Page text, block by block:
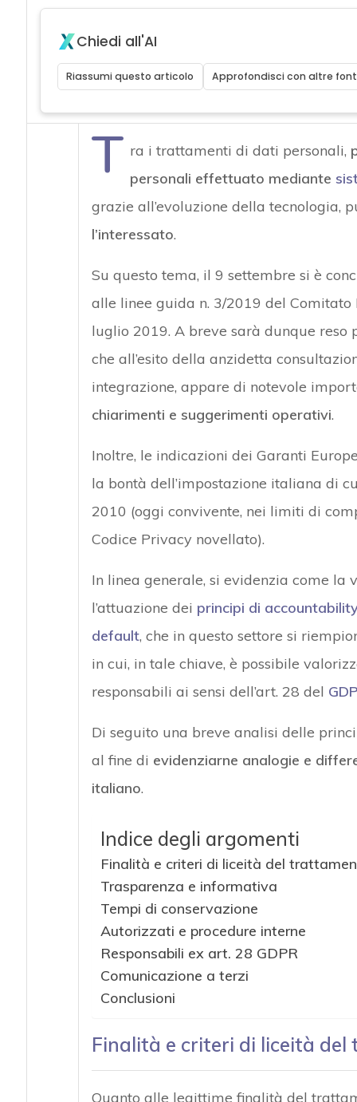
Chiedi all'AI
Riassumi questo articolo Approfondisci con altre
T ra i trattamenti di dati personali,
personali effettuato mediante
grazie all’evoluzione della tecnologia,
l’interessato.
Su questo tema, il 9 settembre si è
alle linee guida n. 3/2019 del
luglio 2019. A breve sarà dunque reso
che all’esito della anzidetta
integrazione, appare di notevole
chiarimenti e suggerimenti operativi.
Inoltre, le indicazioni dei Garanti
la bontà dell’impostazione italiana di
2010 (oggi convivente, nei limiti di
Codice Privacy novellato).
In linea generale, si evidenzia come la
l’attuazione dei principi di
default, che in questo settore si
in cui, in tale chiave, è possibile
responsabili ai sensi dell’art. 28 del
Di seguito una breve analisi delle
al fine di evidenziarne analogie e
italiano.
Indice degli argomenti
Finalità e criteri di liceità del
Trasparenza e informativa
Tempi di conservazione
Autorizzati e procedure interne
Responsabili ex art. 28 GDPR
Comunicazione a terzi
Conclusioni
Finalità e criteri di liceità
Quanto alle legittime finalità del